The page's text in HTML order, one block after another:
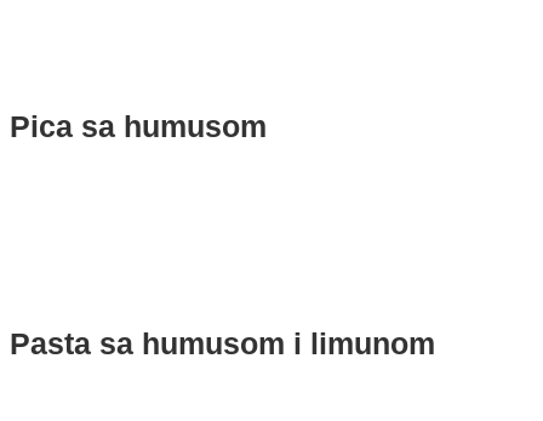
Pica sa humusom
Pasta sa humusom i limunom